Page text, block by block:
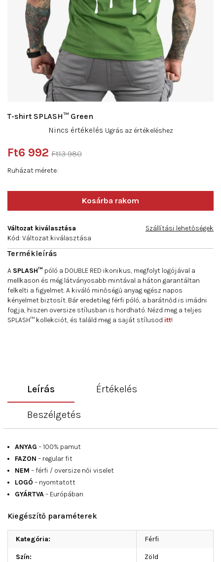
A SPLASH™ póló a DOUBLE RED ikonikus, megfolyt logójával a
mellkason és még látványosabb mintával a háton garantáltan
felkelti a figyelmet. A kiváló minőségű anyag egész napos
kényelmet biztosít. Bár eredetileg férfi póló, a barátnőd is imádni
fogja, hiszen oversize stílusban is hordható. Nézd meg a teljes
SPLASH™ kollekciót, és találd meg a saját stílusod itt!
Ruházat mérete
Ft13 980
Ft6 992
Változat kiválasztása
Szállítási lehetőségek
Kód: Változat kiválasztása
T-shirt SPLASH™ Green
átlagos
értékelése
5-
Nincs értékelés Ugrás az értékeléshez
Leírás Értékelés
Beszélgetés
ANYAG – 100% pamut
FAZON – regular fit
NEM – férfi / oversize női viselet
LOGÓ – nyomtatott
GYÁRTVA– Európában
Kiegészítő paraméterek
Kategória: Férfi
Szín: Zöld